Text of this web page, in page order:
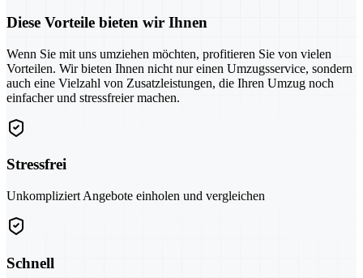
Diese Vorteile bieten wir Ihnen
Wenn Sie mit uns umziehen möchten, profitieren Sie von vielen
Vorteilen. Wir bieten Ihnen nicht nur einen Umzugsservice, sondern
auch eine Vielzahl von Zusatzleistungen, die Ihren Umzug noch
einfacher und stressfreier machen.
Stressfrei
Unkompliziert Angebote einholen und vergleichen
Schnell